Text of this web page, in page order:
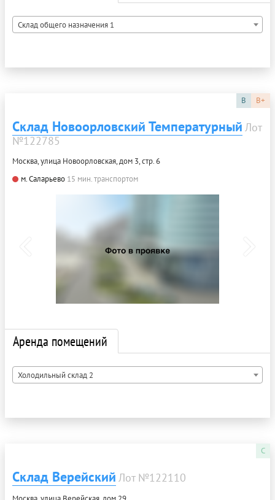
Склад общего назначения 1
B B+
Склад Новоорловский Температурный Лот
№122785
Москва, улица Новоорловская, дом 3, стр. 6
м. Саларьево 15 мин. транспортом
Аренда помещений
Холодильный склад 2
C
Склад Верейский Лот №122110